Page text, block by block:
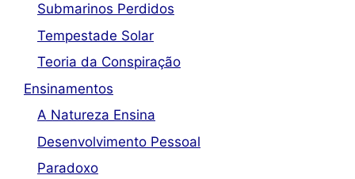
Submarinos Perdidos
Tempestade Solar
Teoria da Conspiração
Ensinamentos
A Natureza Ensina
Desenvolvimento Pessoal
Paradoxo